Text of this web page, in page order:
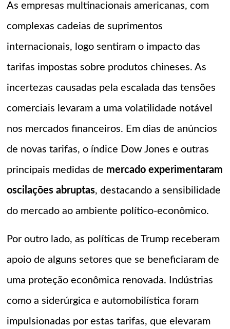
As empresas multinacionais americanas, com
complexas cadeias de suprimentos
internacionais, logo sentiram o impacto das
tarifas impostas sobre produtos chineses. As
incertezas causadas pela escalada das tensões
comerciais levaram a uma volatilidade notável
nos mercados financeiros. Em dias de anúncios
de novas tarifas, o índice Dow Jones e outras
principais medidas de mercado experimentaram
oscilações abruptas, destacando a sensibilidade
do mercado ao ambiente político-econômico.
Por outro lado, as políticas de Trump receberam
apoio de alguns setores que se beneficiaram de
uma proteção econômica renovada. Indústrias
como a siderúrgica e automobilística foram
impulsionadas por estas tarifas, que elevaram